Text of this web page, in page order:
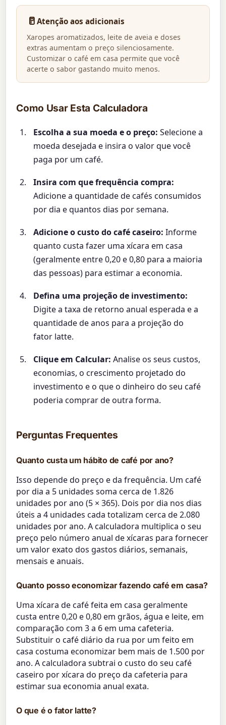
🥛Atenção aos adicionais
Xaropes aromatizados, leite de aveia e doses
extras aumentam o preço silenciosamente.
Customizar o café em casa permite que você
acerte o sabor gastando muito menos.
Como Usar Esta Calculadora
Escolha a sua moeda e o preço: Selecione a
moeda desejada e insira o valor que você
paga por um café.
Insira com que frequência compra:
Adicione a quantidade de cafés consumidos
por dia e quantos dias por semana.
Adicione o custo do café caseiro: Informe
quanto custa fazer uma xícara em casa
(geralmente entre 0,20 e 0,80 para a maioria
das pessoas) para estimar a economia.
Defina uma projeção de investimento:
Digite a taxa de retorno anual esperada e a
quantidade de anos para a projeção do
fator latte.
Clique em Calcular: Analise os seus custos,
economias, o crescimento projetado do
investimento e o que o dinheiro do seu café
poderia comprar de outra forma.
Perguntas Frequentes
Quanto custa um hábito de café por ano?
Isso depende do preço e da frequência. Um café
por dia a 5 unidades soma cerca de 1.826
unidades por ano (5 × 365). Dois por dia nos dias
úteis a 4 unidades cada totalizam cerca de 2.080
unidades por ano. A calculadora multiplica o seu
preço pelo número anual de xícaras para fornecer
um valor exato dos gastos diários, semanais,
mensais e anuais.
Quanto posso economizar fazendo café em casa?
Uma xícara de café feita em casa geralmente
custa entre 0,20 e 0,80 em grãos, água e leite, em
comparação com 3 a 6 em uma cafeteria.
Substituir o café diário da rua por um feito em
casa costuma economizar bem mais de 1.500 por
ano. A calculadora subtrai o custo do seu café
caseiro por xícara do preço da cafeteria para
estimar sua economia anual exata.
O que é o fator latte?